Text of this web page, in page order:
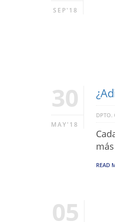
SEP'18
30
MAY'18
DPTO.
READ
05